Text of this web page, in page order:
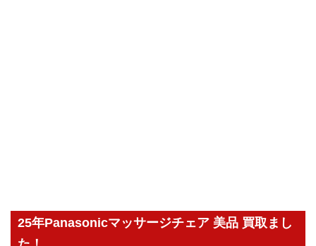
25年Panasonicマッサージチェア 美品 買取まし